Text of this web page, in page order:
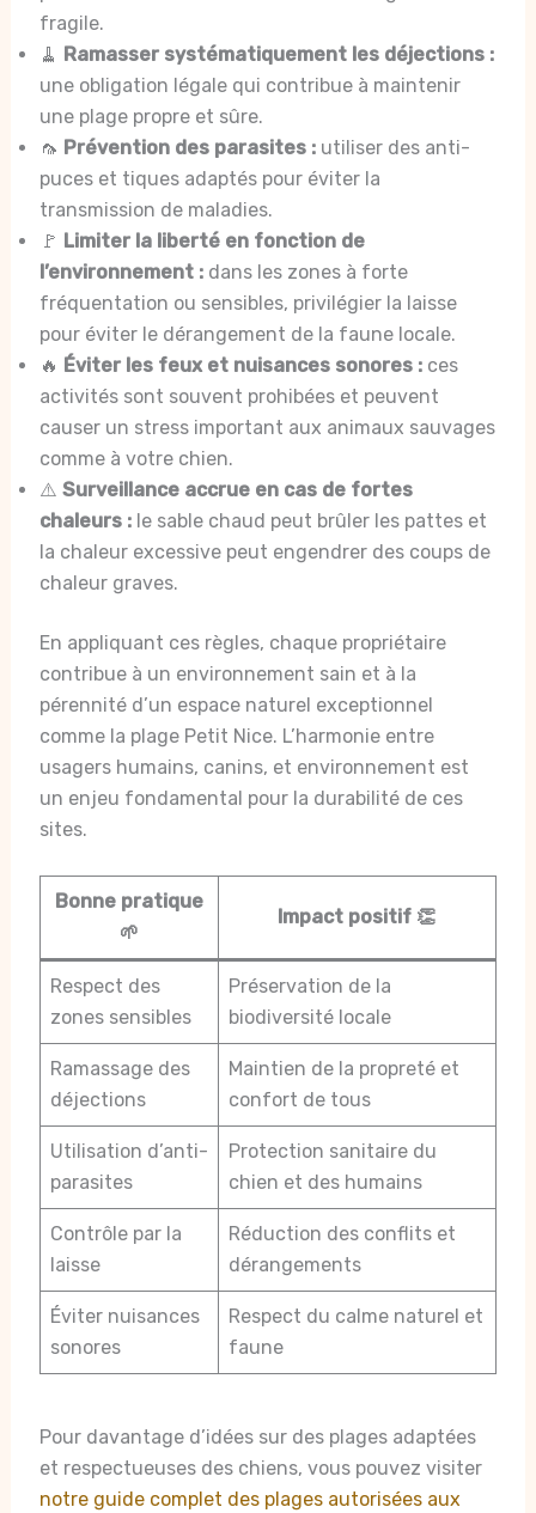
fragile.
🧹 Ramasser systématiquement les déjections :
une obligation légale qui contribue à maintenir
une plage propre et sûre.
🦟 Prévention des parasites :utiliser des anti-
puces et tiques adaptés pour éviter la
transmission de maladies.
🚩 Limiter la liberté en fonction de
l’environnement :dans les zones à forte
fréquentation ou sensibles, privilégier la laisse
pour éviter le dérangement de la faune locale.
🔥 Éviter les feux et nuisances sonores :ces
activités sont souvent prohibées et peuvent
causer un stress important aux animaux sauvages
comme à votre chien.
⚠️ Surveillance accrue en cas de fortes
chaleurs :le sable chaud peut brûler les pattes et
la chaleur excessive peut engendrer des coups de
chaleur graves.
En appliquant ces règles, chaque propriétaire
contribue à un environnement sain et à la
pérennité d’un espace naturel exceptionnel
comme la plage Petit Nice. L’harmonie entre
usagers humains, canins, et environnement est
un enjeu fondamental pour la durabilité de ces
sites.
Bonne pratique
🌱
Impact positif 👏
Respect des
zones sensibles
Préservation de la
biodiversité locale
Ramassage des
déjections
Maintien de la propreté et
confort de tous
Utilisation d’anti-
parasites
Protection sanitaire du
chien et des humains
Contrôle par la
laisse
Réduction des conflits et
dérangements
Éviter nuisances
sonores
Respect du calme naturel et
faune
Pour davantage d’idées sur des plages adaptées
et respectueuses des chiens, vous pouvez visiter
notre guide complet des plages autorisées aux